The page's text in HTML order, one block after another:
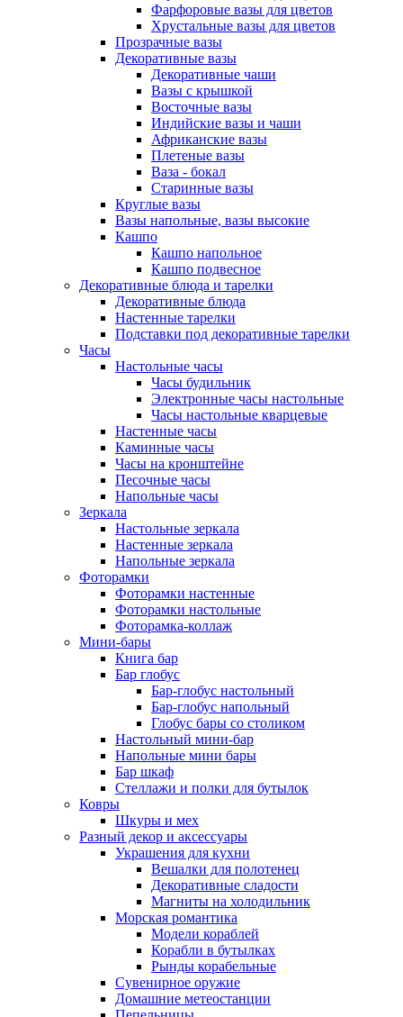
Фарфоровые вазы для цветов
Хрустальные вазы для цветов
Прозрачные вазы
Декоративные вазы
Декоративные чаши
Вазы с крышкой
Восточные вазы
Индийские вазы и чаши
Африканские вазы
Плетеные вазы
Ваза - бокал
Старинные вазы
Круглые вазы
Вазы напольные, вазы высокие
Кашпо
Кашпо напольное
Кашпо подвесное
Декоративные блюда и тарелки
Декоративные блюда
Настенные тарелки
Подставки под декоративные тарелки
Часы
Настольные часы
Часы будильник
Электронные часы настольные
Часы настольные кварцевые
Настенные часы
Каминные часы
Часы на кронштейне
Песочные часы
Напольные часы
Зеркала
Настольные зеркала
Настенные зеркала
Напольные зеркала
Фоторамки
Фоторамки настенные
Фоторамки настольные
Фоторамка-коллаж
Мини-бары
Книга бар
Бар глобус
Бар-глобус настольный
Бар-глобус напольный
Глобус бары со столиком
Настольный мини-бар
Напольные мини бары
Бар шкаф
Стеллажи и полки для бутылок
Ковры
Шкуры и мех
Разный декор и аксессуары
Украшения для кухни
Вешалки для полотенец
Декоративные сладости
Магниты на холодильник
Морская романтика
Модели кораблей
Корабли в бутылках
Рынды корабельные
Сувенирное оружие
Домашние метеостанции